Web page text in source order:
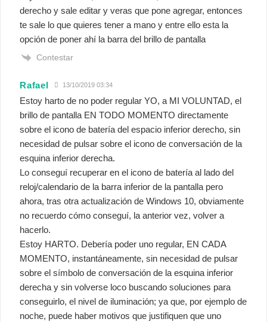
derecho y sale editar y veras que pone agregar, entonces
te sale lo que quieres tener a mano y entre ello esta la
opción de poner ahí la barra del brillo de pantalla
Contestar
Rafael 13/10/2019 03:34
Estoy harto de no poder regular YO, a MI VOLUNTAD, el
brillo de pantalla EN TODO MOMENTO directamente
sobre el icono de batería del espacio inferior derecho, sin
necesidad de pulsar sobre el icono de conversación de la
esquina inferior derecha.
Lo conseguí recuperar en el icono de batería al lado del
reloj/calendario de la barra inferior de la pantalla pero
ahora, tras otra actualización de Windows 10, obviamente
no recuerdo cómo conseguí, la anterior vez, volver a
hacerlo.
Estoy HARTO. Debería poder uno regular, EN CADA
MOMENTO, instantáneamente, sin necesidad de pulsar
sobre el símbolo de conversación de la esquina inferior
derecha y sin volverse loco buscando soluciones para
conseguirlo, el nivel de iluminación; ya que, por ejemplo de
noche, puede haber motivos que justifiquen que uno